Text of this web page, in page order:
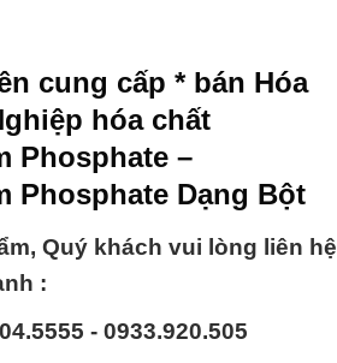
cung cấp * bán Hóa
hóa chất
Phosphate –
Phosphate Dạng Bột
Quý khách vui lòng liên hệ
:
- 0933.920.505